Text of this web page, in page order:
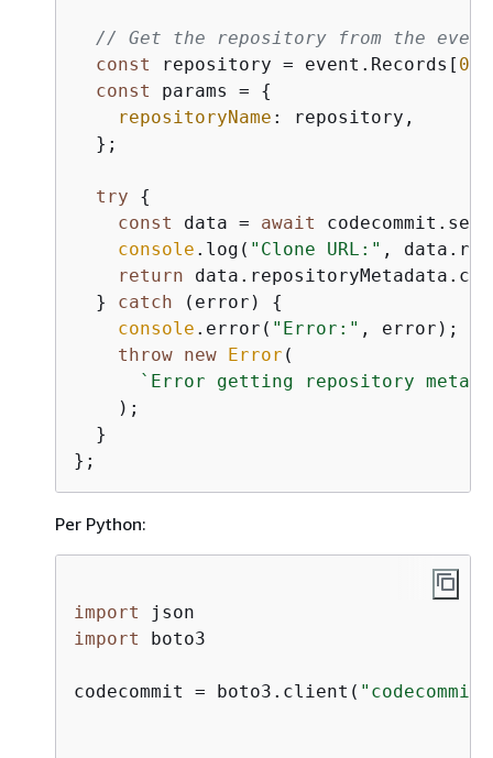
// Get the repository from the
const
repository = event.Records[ 0
const
params = {
repositoryName : repository,
  };
try
{
const
data = await
console .log( "Clone URL:" ,
return
  }
catch (error) {
console .error( "Error:" , error);
throw new Error (
`Error getting repository
    );
  }
Per Python:
import
import
boto3
codecommit = boto3.client( "codecommit"